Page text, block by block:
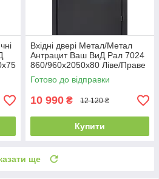
Вхідні двері Метал/Метал
Антрацит Ваш ВиД Рал 7024
860/960х2050х80 Ліве/Праве
Готово до відправки
10 990 ₴ 12 120 ₴
Купити
ще